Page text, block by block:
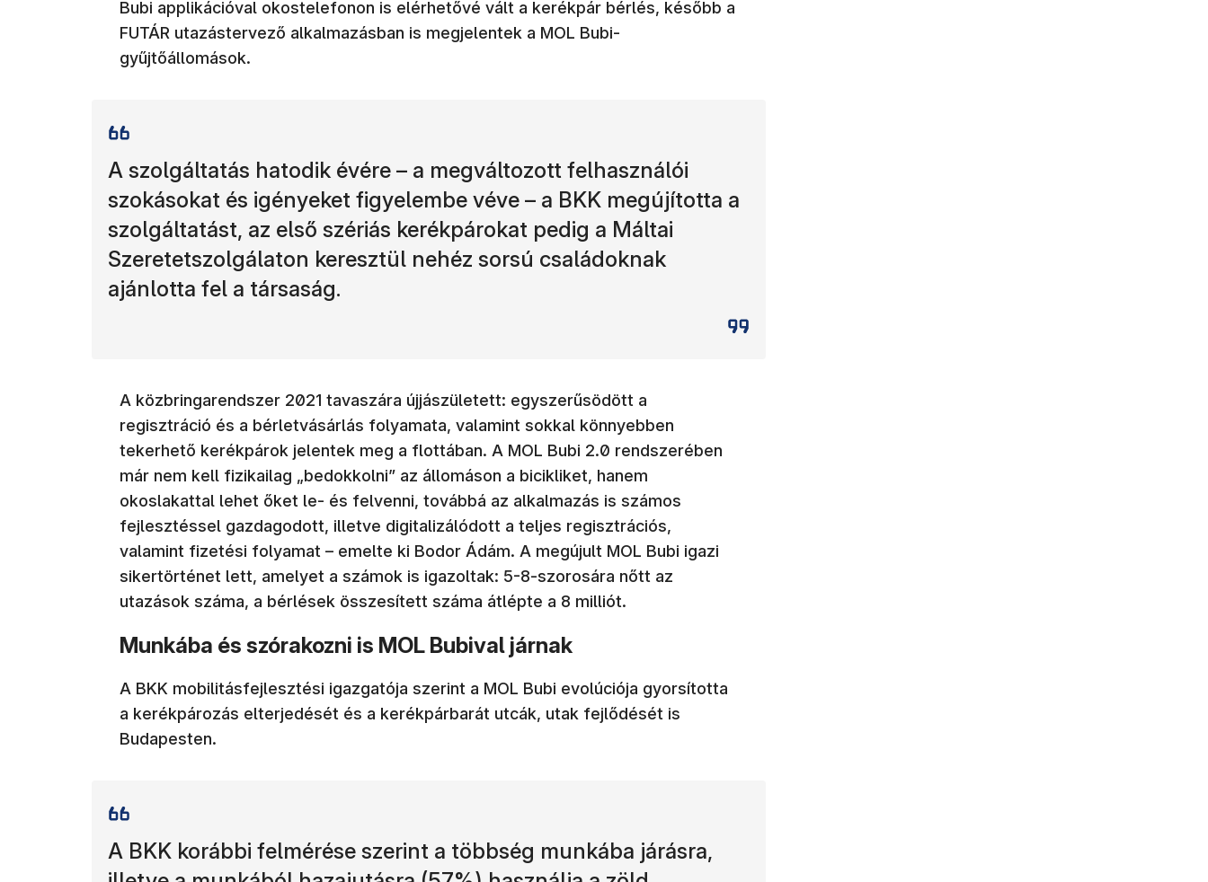
Bubi applikációval okostelefonon is elérhetővé vált a kerékpár bérlés, később a
FUTÁR utazástervező alkalmazásban is megjelentek a MOL Bubi-
gyűjtőállomások.
A szolgáltatás hatodik évére – a megváltozott felhasználói
szokásokat és igényeket figyelembe véve – a BKK megújította a
szolgáltatást, az első szériás kerékpárokat pedig a Máltai
Szeretetszolgálaton keresztül nehéz sorsú családoknak
ajánlotta fel a társaság.
A közbringarendszer 2021 tavaszára újjászületett: egyszerűsödött a
regisztráció és a bérletvásárlás folyamata, valamint sokkal könnyebben
tekerhető kerékpárok jelentek meg a flottában. A MOL Bubi 2.0 rendszerében
már nem kell fizikailag „bedokkolni” az állomáson a bicikliket, hanem
okoslakattal lehet őket le- és felvenni, továbbá az alkalmazás is számos
fejlesztéssel gazdagodott, illetve digitalizálódott a teljes regisztrációs,
valamint fizetési folyamat – emelte ki Bodor Ádám. A megújult MOL Bubi igazi
sikertörténet lett, amelyet a számok is igazoltak: 5-8-szorosára nőtt az
utazások száma, a bérlések összesített száma átlépte a 8 milliót.
Munkába és szórakozni is MOL Bubival járnak
A BKK mobilitásfejlesztési igazgatója szerint a MOL Bubi evolúciója gyorsította
a kerékpározás elterjedését és a kerékpárbarát utcák, utak fejlődését is
Budapesten.
A BKK korábbi felmérése szerint a többség munkába járásra,